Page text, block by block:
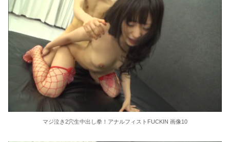
マジ泣き2穴生中出し拳！アナルフィストFUCKIN 画像10